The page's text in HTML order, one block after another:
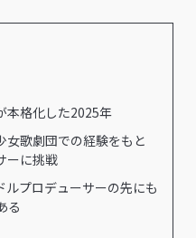
本格化した2025年
歌劇団での経験をもと
ーに挑戦
プロデューサーの先にも
る